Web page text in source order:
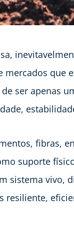
mercados que
ser apenas
fibras,
suporte
sistema vivo,
resiliente,